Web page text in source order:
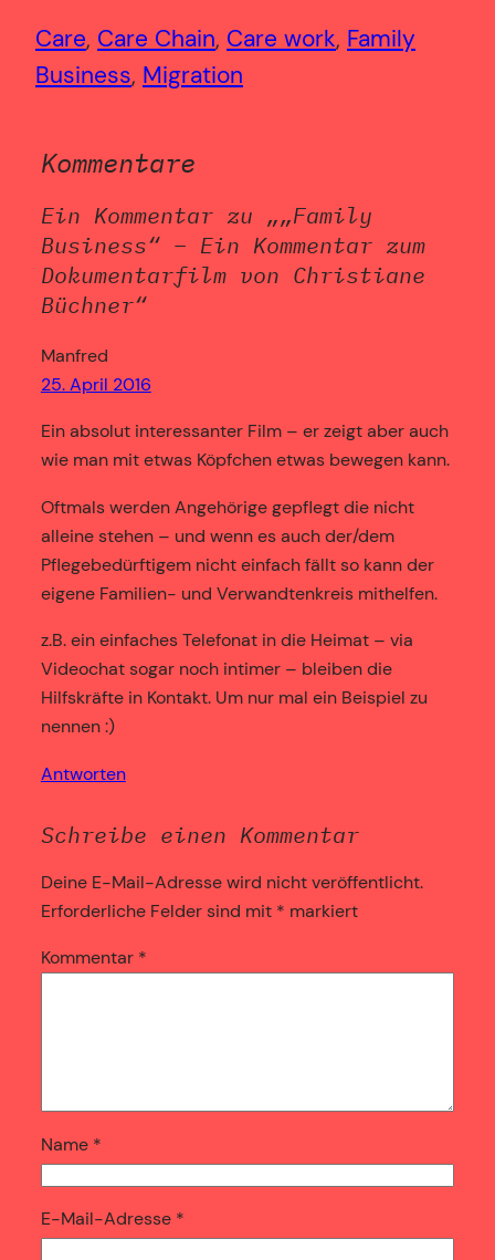
Care, Care Chain, Care work, Family
Business, Migration
Kommentare
Ein Kommentar zu „„Family
Business“ – Ein Kommentar zum
Dokumentarfilm von Christiane
Büchner“
Manfred
25. April 2016
Ein absolut interessanter Film – er zeigt aber auch
wie man mit etwas Köpfchen etwas bewegen kann.
Oftmals werden Angehörige gepflegt die nicht
alleine stehen – und wenn es auch der/dem
Pflegebedürftigem nicht einfach fällt so kann der
eigene Familien- und Verwandtenkreis mithelfen.
z.B. ein einfaches Telefonat in die Heimat – via
Videochat sogar noch intimer – bleiben die
Hilfskräfte in Kontakt. Um nur mal ein Beispiel zu
nennen :)
Antworten
Schreibe einen Kommentar
Deine E-Mail-Adresse wird nicht veröffentlicht.
Erforderliche Felder sind mit * markiert
Kommentar *
Name *
E-Mail-Adresse *